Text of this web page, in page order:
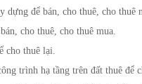
để bán, cho thuê, cho thuê
cho thuê, cho thuê mua.
cho thuê lại.
trình hạ tầng trên đất thuê để